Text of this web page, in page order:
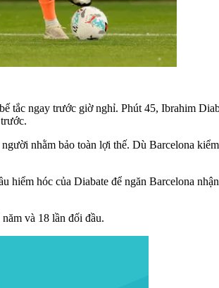
tắc ngay trước giờ nghỉ. Phút 45, Ibrahim
nhằm bảo toàn lợi thế. Dù Barcelona
hiểm hóc của Diabate để ngăn Barcelona
và 18 lần đối đầu.